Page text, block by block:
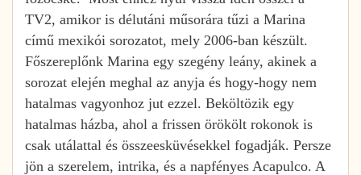
TV2, amikor is délutáni műsorára tűzi a Marina
című mexikói sorozatot, mely 2006-ban készült.
Főszereplőnk Marina egy szegény leány, akinek a
sorozat elején meghal az anyja és hogy-hogy nem
hatalmas vagyonhoz jut ezzel. Beköltözik egy
hatalmas házba, ahol a frissen örökölt rokonok is
csak utálattal és összeesküvésekkel fogadják. Persze
jön a szerelem, intrika, és a napfényes Acapulco. A